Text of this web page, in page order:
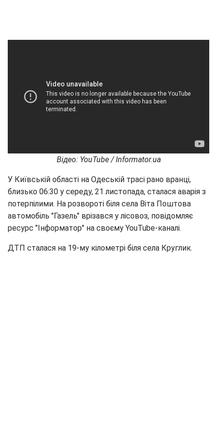
Відео: YouTube / Informator.ua
У Київській області на Одеській трасі рано вранці,
близько 06:30 у середу, 21 листопада, сталася аварія з
потерпілими. На розвороті біля села Віта Поштова
автомобіль "Газель" врізався у лісовоз, повідомляє
ресурс "Інформатор" на своєму YouTube-каналі.
ДТП сталася на 19-му кілометрі біля села Круглик.